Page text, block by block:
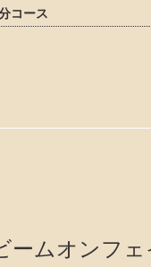
コース
ームオンフ